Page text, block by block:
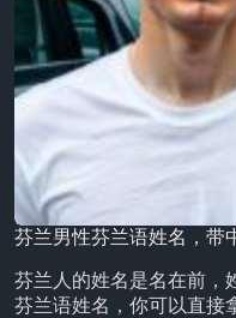
芬兰男性芬兰语姓名，带
芬兰人的姓名是名在前，
芬兰语姓名，你可以直